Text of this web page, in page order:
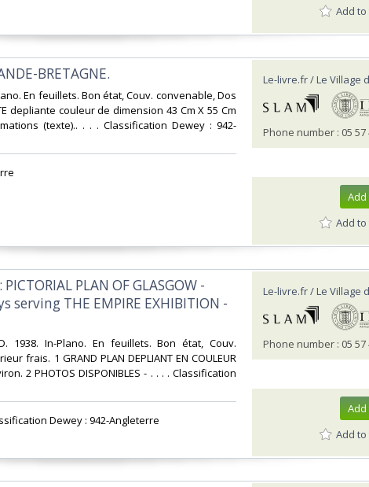
Add
BRETAGNE.‎
En feuillets. Bon état, Couv. convenable, Dos
depliante couleur de dimension 43 Cm X 55 Cm
(texte).. . . . Classification Dewey : 942-
Le-livre.fr / Le Village
Phone number : 05 57
Add
PLAN OF GLASGOW -
serving THE EMPIRE EXHIBITION -
1938. In-Plano. En feuillets. Bon état, Couv.
frais. 1 GRAND PLAN DEPLIANT EN COULEUR
2 PHOTOS DISPONIBLES - . . . . Classification
Dewey : 942-Angleterre‎
Le-livre.fr / Le Village
Phone number : 05 57
Add